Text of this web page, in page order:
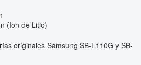
(Ion de Litio)
originales Samsung SB-L110G y SB-